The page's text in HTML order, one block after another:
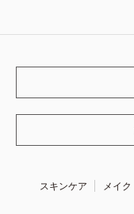
スキンケア メイク